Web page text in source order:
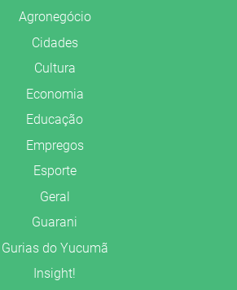
Agronegócio
Cidades
Cultura
Economia
Educação
Empregos
Esporte
Geral
Guarani
Gurias do Yucumã
Insight!